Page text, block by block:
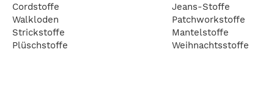
Cordstoffe
Walkloden
Strickstoffe
Plüschstoffe
Jeans-Stoffe
Patchworkstoffe
Mantelstoffe
Weihnachtsstoffe